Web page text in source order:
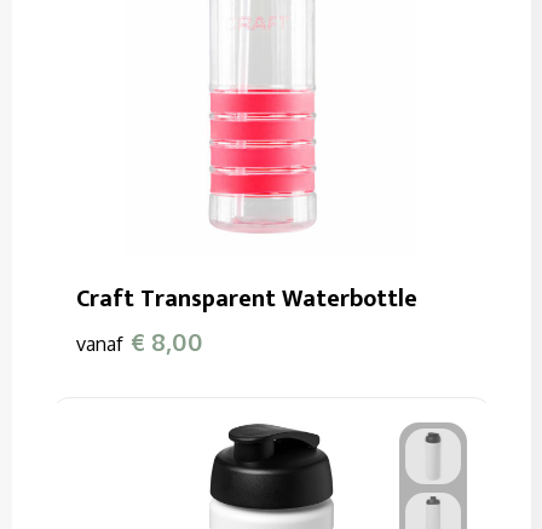
Craft Transparent Waterbottle
vanaf € 8,00